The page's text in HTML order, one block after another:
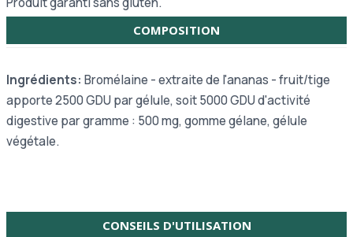
COMPOSITION
Ingrédients: Bromélaine - extraite de l'ananas - fruit/tige
apporte 2500 GDU par gélule, soit 5000 GDU d'activité
digestive par gramme : 500 mg, gomme gélane, gélule
végétale.
CONSEILS D'UTILISATION